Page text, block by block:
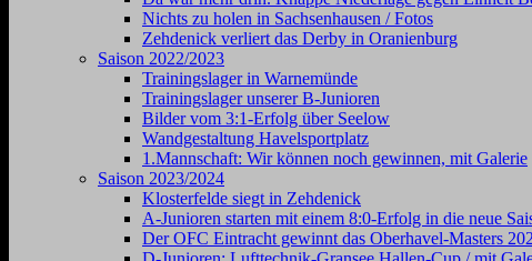
Nichts zu holen in Sachsenhausen / Fotos
Zehdenick verliert das Derby in Oranienburg
Saison 2022/2023
Trainingslager in Warnemünde
Trainingslager unserer B-Junioren
Bilder vom 3:1-Erfolg über Seelow
Wandgestaltung Havelsportplatz
1.Mannschaft: Wir können noch gewinnen, mit Galerie
Saison 2023/2024
Klosterfelde siegt in Zehdenick
A-Junioren starten mit einem 8:0-Erfolg in die neue
Der OFC Eintracht gewinnt das Oberhavel-Masters